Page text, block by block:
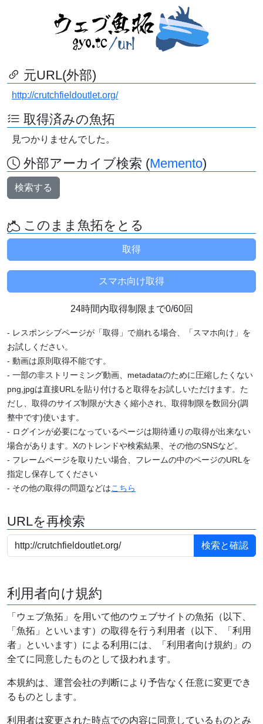
元URL(外部)
http://crutchfieldoutlet.org/
取得済みの魚拓
見つかりませんでした。
外部アーカイブ検索 (Memento)
検索する
このまま魚拓をとる
24時間内取得制限まで0/60回
- レスポンシブページが「取得」で崩れる場合、「スマホ向け」を
お試しください。
- 動画は原則取得不能です。
- 一部の非ストリーミング動画、metadataのために圧縮したくない
png,jpgは直接URLを貼り付けると取得をお試しいただけます。た
だし、取得のサイズ制限が大きく縮小され、取得制限を数回分(調
整中です)使います。
- ログインが必要になっているページは期待通りの取得が出来ない
場合があります。Xのトレンドや検索結果、その他のSNSなど。
- フレームページを取りたい場合、フレームの中のページのURLを
指定し保存してください
- その他の取得の問題などはこちら
URLを再検索
利用者向け規約
「ウェブ魚拓」を用いて他のウェブサイトの魚拓（以下、
「魚拓」といいます）の取得を行う利用者（以下、「利用
者」といいます）による利用には、「利用者向け規約」の
全てに同意したものとして扱われます。
本規約は、運営会社の判断により予告なく任意に変更でき
るものとします。
利用者は変更された時点での内容に同意しているものとみ